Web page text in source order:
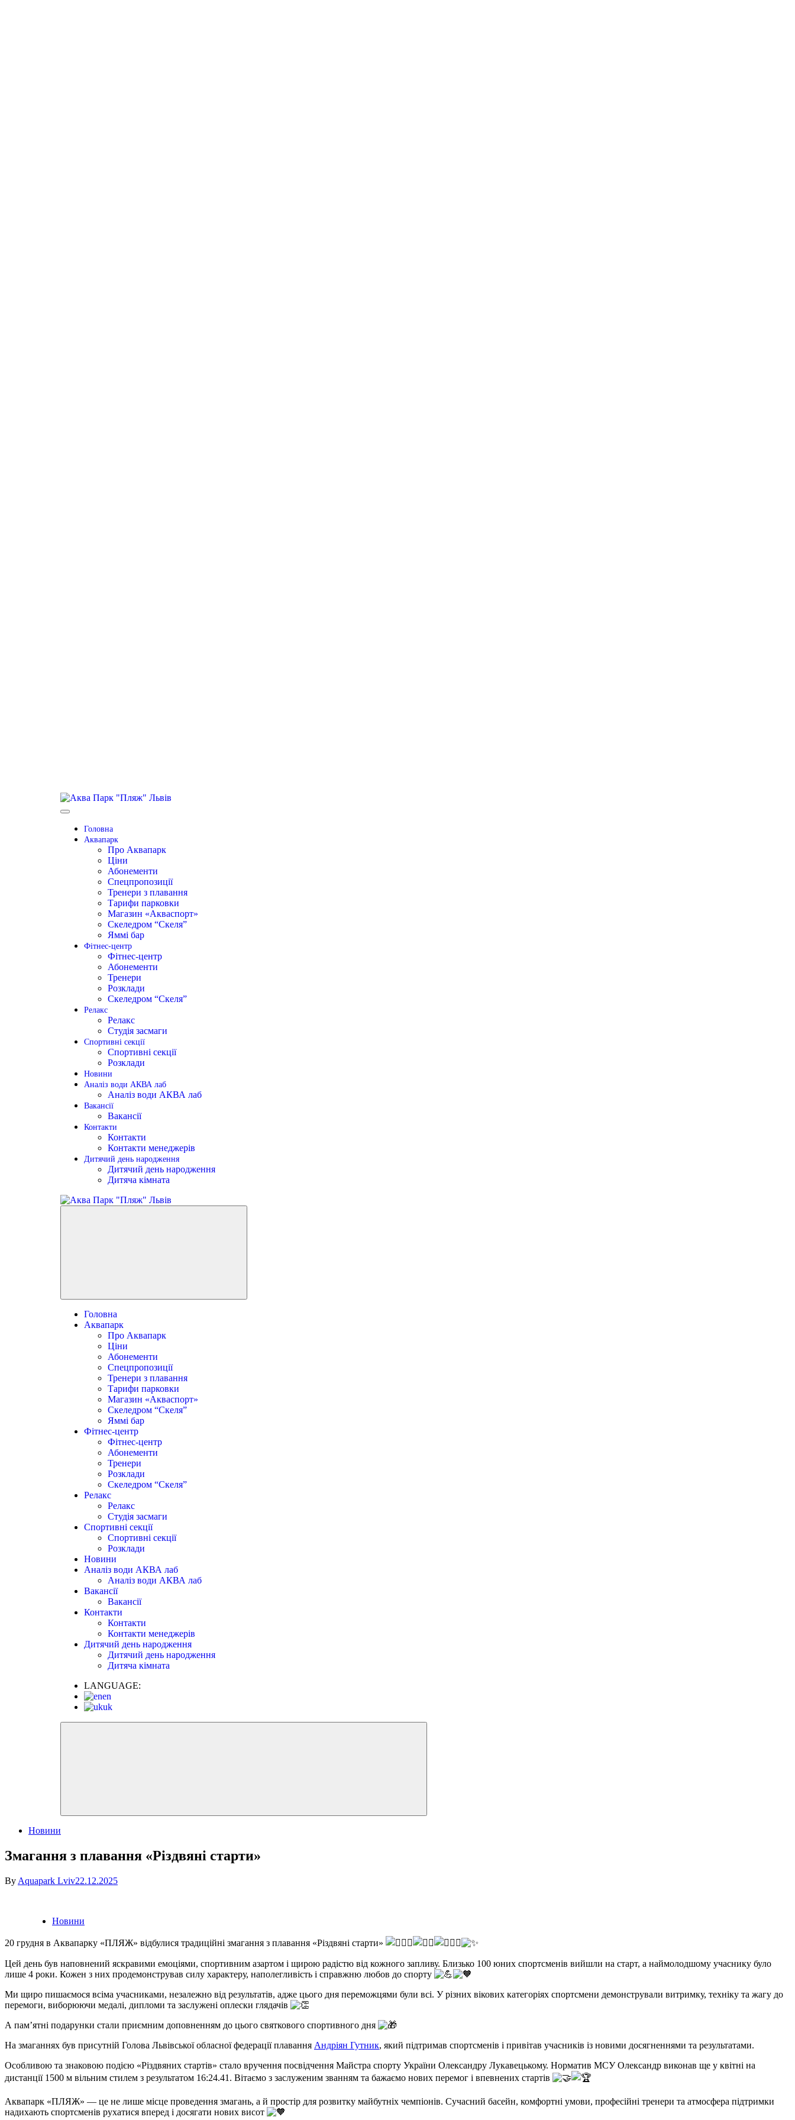
Головна
Аквапарк
Про Аквапарк
Ціни
Абонементи
Спецпропозиції
Тренери з плавання
Тарифи парковки
Магазин «Акваспорт»
Скеледром “Скеля”
Яммі бар
Фітнес-центр
Фітнес-центр
Абонементи
Тренери
Розклади
Скеледром “Скеля”
Релакс
Релакс
Студія засмаги
Спортивні секції
Спортивні секції
Розклади
Новини
Аналіз води АКВА лаб​
Аналіз води АКВА лаб​
Вакансії
Вакансії
Контакти
Контакти
Контакти менеджерів
Дитячий день народження
Дитячий день народження
Дитяча кімната
Головна
Аквапарк
Про Аквапарк
Ціни
Абонементи
Спецпропозиції
Тренери з плавання
Тарифи парковки
Магазин «Акваспорт»
Скеледром “Скеля”
Яммі бар
Фітнес-центр
Фітнес-центр
Абонементи
Тренери
Розклади
Скеледром “Скеля”
Релакс
Релакс
Студія засмаги
Спортивні секції
Спортивні секції
Розклади
Новини
Аналіз води АКВА лаб​
Аналіз води АКВА лаб​
Вакансії
Вакансії
Контакти
Контакти
Контакти менеджерів
Дитячий день народження
Дитячий день народження
Дитяча кімната
LANGUAGE:
en
uk
Новини
Змагання з плавання «Різдвяні старти»
By Aquapark Lviv22.12.2025
Новини
20 грудня в Аквапарку «ПЛЯЖ» відбулися традиційні змагання з плавання «Різдвяні старти»
Цей день був наповнений яскравими емоціями, спортивним азартом і щирою радістю від кожного запливу. Близько 100 юних спортсменів вийшли на старт, а наймолодшому учаснику було
лише 4 роки. Кожен з них продемонстрував силу характеру, наполегливість і справжню любов до спорту
Ми щиро пишаємося всіма учасниками, незалежно від результатів, адже цього дня переможцями були всі. У різних вікових категоріях спортсмени демонстрували витримку, техніку та жагу до
перемоги, виборюючи медалі, дипломи та заслужені оплески глядачів
А пам’ятні подарунки стали приємним доповненням до цього святкового спортивного дня
На змаганнях був присутній Голова Львівської обласної федерації плавання Андріян Гутник, який підтримав спортсменів і привітав учасників із новими досягненнями та результатами.
Особливою та знаковою подією «Різдвяних стартів» стало вручення посвідчення Майстра спорту України Олександру Лукавецькому. Норматив МСУ Олександр виконав ще у квітні на
дистанції 1500 м вільним стилем з результатом 16:24.41. Вітаємо з заслуженим званням та бажаємо нових перемог і впевнених стартів
Аквапарк «ПЛЯЖ» — це не лише місце проведення змагань, а й простір для розвитку майбутніх чемпіонів. Сучасний басейн, комфортні умови, професійні тренери та атмосфера підтримки
надихають спортсменів рухатися вперед і досягати нових висот